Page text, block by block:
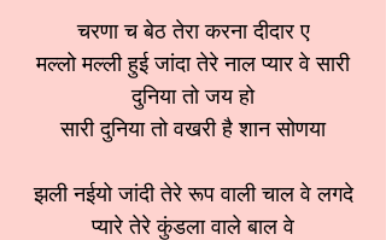
चरणा च बेठ तेरा करना दीदार ए
मल्लो मल्ली हुई जांदा तेरे नाल प्यार वे सारी
दुनिया तो जय हो
सारी दुनिया तो वखरी है शान सोणया
झली नईयो जांदी तेरे रूप वाली चाल वे लगदे
प्यारे तेरे कुंडला वाले बाल वे